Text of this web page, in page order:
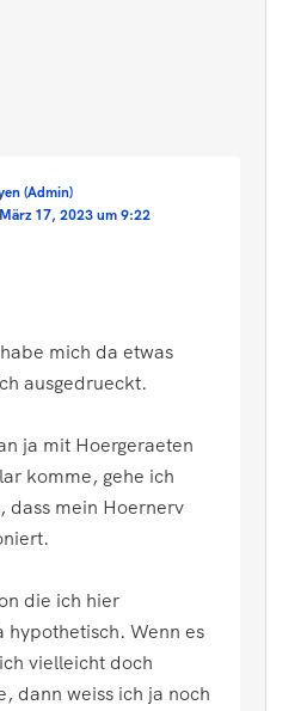
(Admin)
März 17, 2023 um 9:22
mich da etwas
ausgedrueckt.
ja mit Hoergeraeten
komme, gehe ich
dass mein Hoernerv
die ich hier
hypothetisch. Wenn es
vielleicht doch
dann weiss ich ja noch